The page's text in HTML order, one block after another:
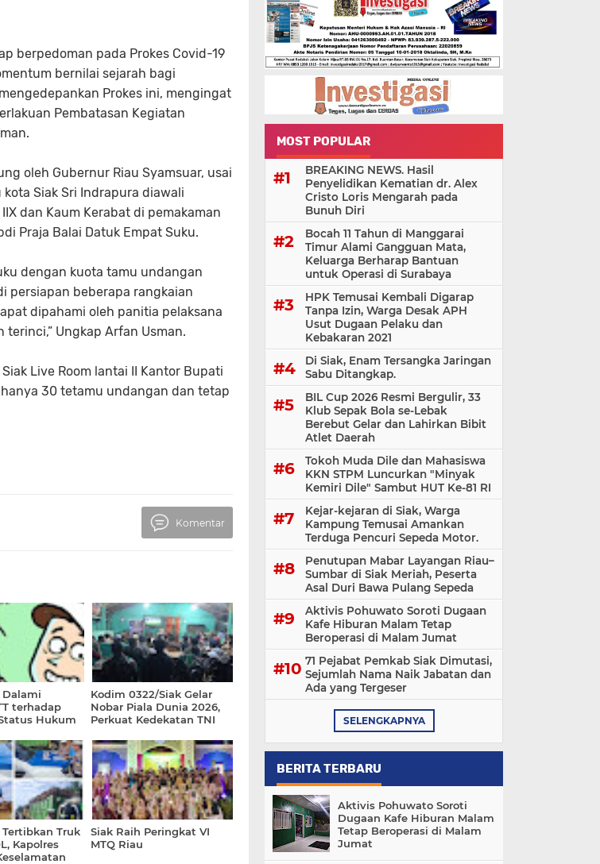
berpedoman pada Prokes Covid-19
bernilai sejarah bagi
Prokes ini, mengingat
Pembatasan Kegiatan
oleh Gubernur Riau Syamsuar, usai
Siak Sri Indrapura diawali
dan Kaum Kerabat di pemakaman
Praja Balai Datuk Empat Suku.
dengan kuota tamu undangan
persiapan beberapa rangkaian
dipahami oleh panitia pelaksana
Ungkap Arfan Usman.
Live Room lantai II Kantor Bupati
30 tetamu undangan dan tetap
Komentar
Dalami
terhadap
Hukum
Kodim 0322/Siak Gelar
Nobar Piala Dunia 2026,
Perkuat Kedekatan TNI
Tertibkan Truk
Kapolres
Siak Raih Peringkat VI
MTQ Riau
MOST POPULAR
BREAKING NEWS. Hasil
Penyelidikan Kematian dr. Alex
Cristo Loris Mengarah pada
Bunuh Diri
Bocah 11 Tahun di Manggarai
Timur Alami Gangguan Mata,
Keluarga Berharap Bantuan
untuk Operasi di Surabaya
HPK Temusai Kembali Digarap
Tanpa Izin, Warga Desak APH
Usut Dugaan Pelaku dan
Kebakaran 2021
Di Siak, Enam Tersangka Jaringan
Sabu Ditangkap.
BIL Cup 2026 Resmi Bergulir, 33
Klub Sepak Bola se-Lebak
Berebut Gelar dan Lahirkan Bibit
Atlet Daerah
Tokoh Muda Dile dan Mahasiswa
KKN STPM Luncurkan "Minyak
Kemiri Dile" Sambut HUT Ke-81 RI
Kejar-kejaran di Siak, Warga
Kampung Temusai Amankan
Terduga Pencuri Sepeda Motor.
Penutupan Mabar Layangan Riau–
Sumbar di Siak Meriah, Peserta
Asal Duri Bawa Pulang Sepeda
Aktivis Pohuwato Soroti Dugaan
Kafe Hiburan Malam Tetap
Beroperasi di Malam Jumat
71 Pejabat Pemkab Siak Dimutasi,
Sejumlah Nama Naik Jabatan dan
Ada yang Tergeser
SELENGKAPNYA
BERITA TERBARU
Aktivis Pohuwato Soroti
Dugaan Kafe Hiburan Malam
Tetap Beroperasi di Malam
Jumat